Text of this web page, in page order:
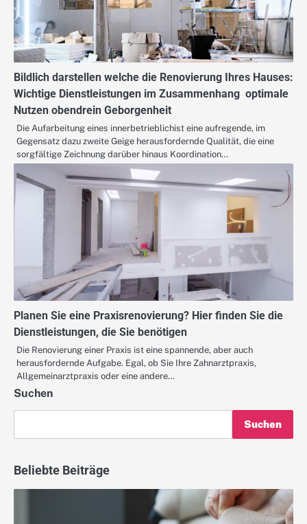
Bildlich darstellen welche die Renovierung Ihres Hauses:
Wichtige Dienstleistungen im Zusammenhang optimale
Nutzen obendrein Geborgenheit
Die Aufarbeitung eines innerbetrieblichist eine aufregende, im
Gegensatz dazu zweite Geige herausfordernde Qualität, die eine
sorgfältige Zeichnung darüber hinaus Koordination…
Planen Sie eine Praxisrenovierung? Hier finden Sie die
Dienstleistungen, die Sie benötigen
Die Renovierung einer Praxis ist eine spannende, aber auch
herausfordernde Aufgabe. Egal, ob Sie Ihre Zahnarztpraxis,
Allgemeinarztpraxis oder eine andere…
Suchen
Suchen
Beliebte Beiträge